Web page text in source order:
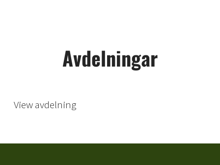
Avdelningar
View avdelning